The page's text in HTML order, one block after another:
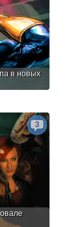
в новых
3